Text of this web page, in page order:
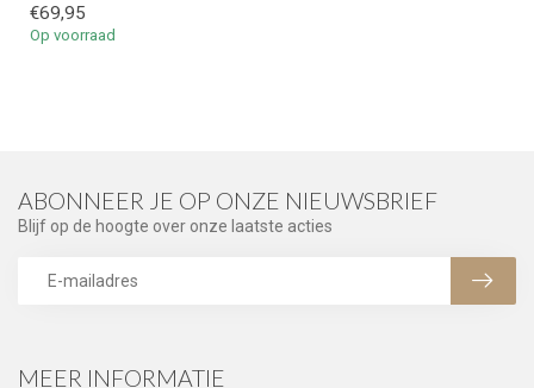
€69,95
Op voorraad
MEER INFORMATIE
ABONNEER JE OP ONZE NIEUWSBRIEF
Blijf op de hoogte over onze laatste acties